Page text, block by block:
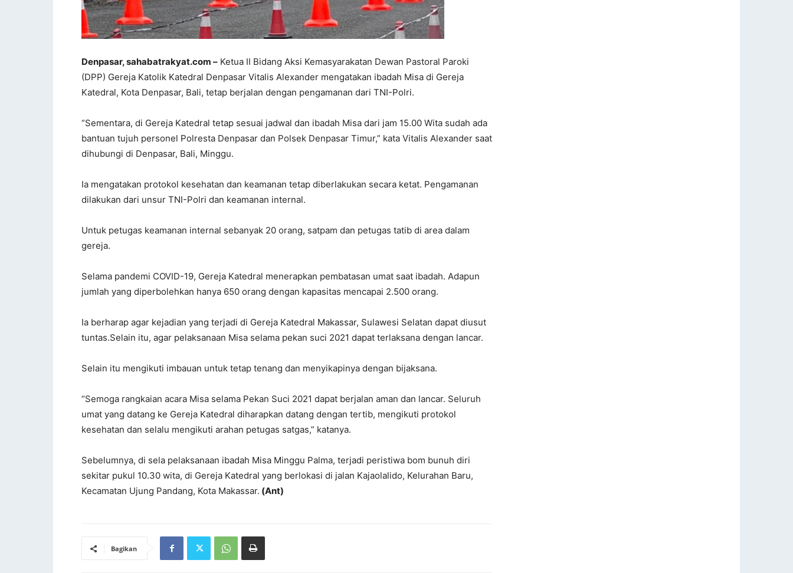
Denpasar, sahabatrakyat.com – Ketua II Bidang Aksi Kemasyarakatan Dewan Pastoral Paroki
(DPP) Gereja Katolik Katedral Denpasar Vitalis Alexander mengatakan ibadah Misa di Gereja
Katedral, Kota Denpasar, Bali, tetap berjalan dengan pengamanan dari TNI-Polri.
“Sementara, di Gereja Katedral tetap sesuai jadwal dan ibadah Misa dari jam 15.00 Wita sudah ada
bantuan tujuh personel Polresta Denpasar dan Polsek Denpasar Timur,” kata Vitalis Alexander saat
dihubungi di Denpasar, Bali, Minggu.
Ia mengatakan protokol kesehatan dan keamanan tetap diberlakukan secara ketat. Pengamanan
dilakukan dari unsur TNI-Polri dan keamanan internal.
Untuk petugas keamanan internal sebanyak 20 orang, satpam dan petugas tatib di area dalam
gereja.
Selama pandemi COVID-19, Gereja Katedral menerapkan pembatasan umat saat ibadah. Adapun
jumlah yang diperbolehkan hanya 650 orang dengan kapasitas mencapai 2.500 orang.
Ia berharap agar kejadian yang terjadi di Gereja Katedral Makassar, Sulawesi Selatan dapat diusut
tuntas.Selain itu, agar pelaksanaan Misa selama pekan suci 2021 dapat terlaksana dengan lancar.
Selain itu mengikuti imbauan untuk tetap tenang dan menyikapinya dengan bijaksana.
“Semoga rangkaian acara Misa selama Pekan Suci 2021 dapat berjalan aman dan lancar. Seluruh
umat yang datang ke Gereja Katedral diharapkan datang dengan tertib, mengikuti protokol
kesehatan dan selalu mengikuti arahan petugas satgas,” katanya.
Sebelumnya, di sela pelaksanaan ibadah Misa Minggu Palma, terjadi peristiwa bom bunuh diri
sekitar pukul 10.30 wita, di Gereja Katedral yang berlokasi di jalan Kajaolalido, Kelurahan Baru,
Kecamatan Ujung Pandang, Kota Makassar. (Ant)
Bagikan